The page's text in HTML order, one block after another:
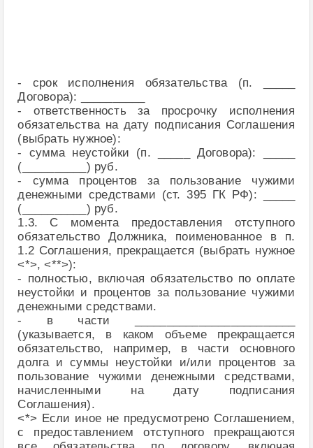
- срок исполнения обязательства (п. _____
Договора): __________
- ответственность за просрочку исполнения
обязательства на дату подписания Соглашения
(выбрать нужное):
- сумма неустойки (п. _____ Договора): _____
(__________) руб.
- сумма процентов за пользование чужими
денежными средствами (ст. 395 ГК РФ): _____
(__________) руб.
1.3. С момента предоставления отступного
обязательство Должника, поименованное в п.
1.2 Соглашения, прекращается (выбрать нужное
<*>, <**>):
- полностью, включая обязательство по оплате
неустойки и процентов за пользование чужими
денежными средствами.
- в части _________________________
(указывается, в каком объеме прекращается
обязательство, например, в части основного
долга и суммы неустойки и/или процентов за
пользование чужими денежными средствами,
начисленными на дату подписания
Соглашения).
<*> Если иное не предусмотрено Соглашением,
с предоставлением отступного прекращаются